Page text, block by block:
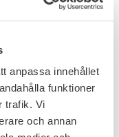
anpassa innehållet
funktioner
trafik. Vi
och annan